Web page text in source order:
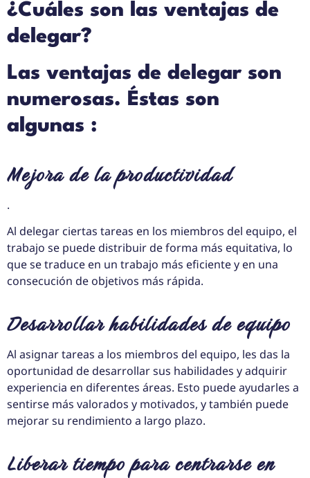
¿Cuáles son las ventajas de
delegar?
Las ventajas de delegar son
numerosas. Éstas son
algunas :
Mejora de la productividad
.
Al delegar ciertas tareas en los miembros del equipo, el
trabajo se puede distribuir de forma más equitativa, lo
que se traduce en un trabajo más eficiente y en una
consecución de objetivos más rápida.
Desarrollar habilidades de equipo
Al asignar tareas a los miembros del equipo, les das la
oportunidad de desarrollar sus habilidades y adquirir
experiencia en diferentes áreas. Esto puede ayudarles a
sentirse más valorados y motivados, y también puede
mejorar su rendimiento a largo plazo.
Liberar tiempo para centrarse en